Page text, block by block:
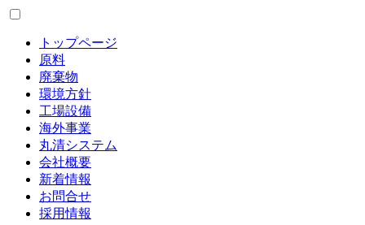
トップページ
原料
廃棄物
環境方針
工場設備
海外事業
丸清システム
会社概要
新着情報
お問合せ
採用情報